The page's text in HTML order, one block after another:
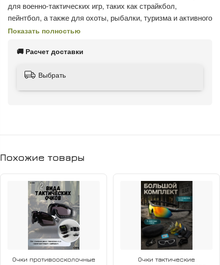
для военно-тактических игр, таких как страйкбол,
пейнтбол, а также для охоты, рыбалки, туризма и активного
отдыха в летний сезон.
Костюм состоит из боевой рубашки, брюк и съемной
стрейчевого материала (6% хлопок, 94% спандекс), что
практичность. Съемная защита коленей эффективно
защищает от ударов, падений, ссадин и синяков.
Цвет — зеленый лес, идеально подходит для маскировки в
природных условиях.
Показать полностью
🚚 Расчет доставки
Выбрать
Похожие товары
Очки противоосколочные
Очки тактические